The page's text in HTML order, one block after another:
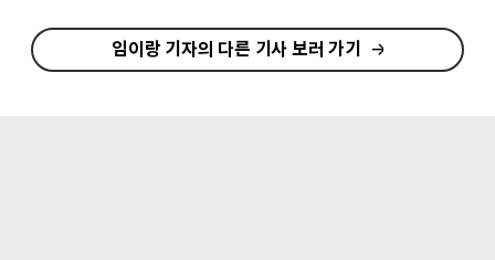
임이랑 기자의 다른 기사 보러 가기